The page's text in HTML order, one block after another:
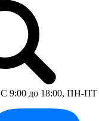
C 9:00 до 18:00, ПН-ПТ